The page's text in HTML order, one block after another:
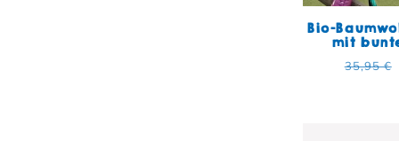
Bio-
mit
35,95 €